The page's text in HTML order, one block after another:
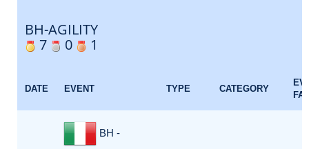
BH-AGILITY
7
0 1
DATE EVENT TYPE CATEGORY
BH -